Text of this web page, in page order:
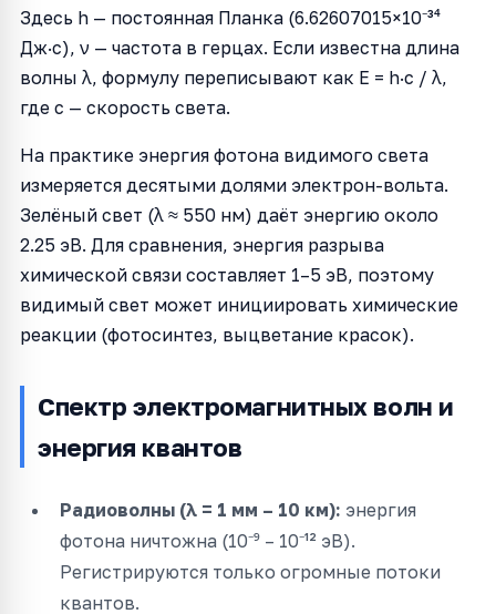
Здесь h — постоянная Планка (6.62607015×10⁻³⁴
Дж·с), ν — частота в герцах. Если известна длина
волны λ, формулу переписывают как E = h·c / λ,
где c — скорость света.
На практике энергия фотона видимого света
измеряется десятыми долями электрон-вольта.
Зелёный свет (λ ≈ 550 нм) даёт энергию около
2.25 эВ. Для сравнения, энергия разрыва
химической связи составляет 1–5 эВ, поэтому
видимый свет может инициировать химические
реакции (фотосинтез, выцветание красок).
Спектр электромагнитных волн и
энергия квантов
Радиоволны (λ = 1 мм – 10 км): энергия
фотона ничтожна (10⁻⁹ – 10⁻¹² эВ).
Регистрируются только огромные потоки
квантов.